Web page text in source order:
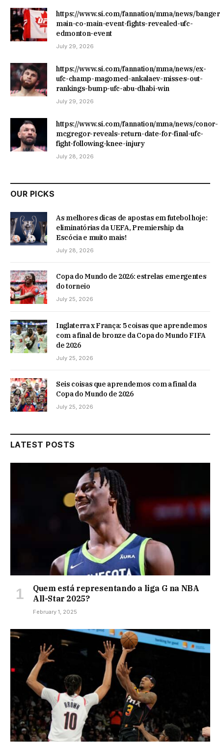
https://www.si.com/fannation/mma/news/
main-co-main-event-fights-revealed-ufc-
edmonton-event
July 29, 2026
https://www.si.com/fannation/mma/news/ex-
ufc-champ-magomed-ankalaev-misses-out-
rankings-bump-ufc-abu-dhabi-win
July 29, 2026
https://www.si.com/fannation/mma/news/conor-
mcgregor-reveals-return-date-for-final-ufc-
fight-following-knee-injury
July 28, 2026
OUR PICKS
As melhores dicas de apostas em futebol hoje:
eliminatórias da UEFA, Premiership da
Escócia e muito mais!
July 28, 2026
Copa do Mundo de 2026: estrelas emergentes
do torneio
July 25, 2026
Inglaterra x França: 5 coisas que aprendemos
com a final de bronze da Copa do Mundo FIFA
de 2026
July 25, 2026
Seis coisas que aprendemos com a final da
Copa do Mundo de 2026
July 25, 2026
LATEST POSTS
Quem está representando a liga G na NBA
All-Star 2025?
February 1, 2025